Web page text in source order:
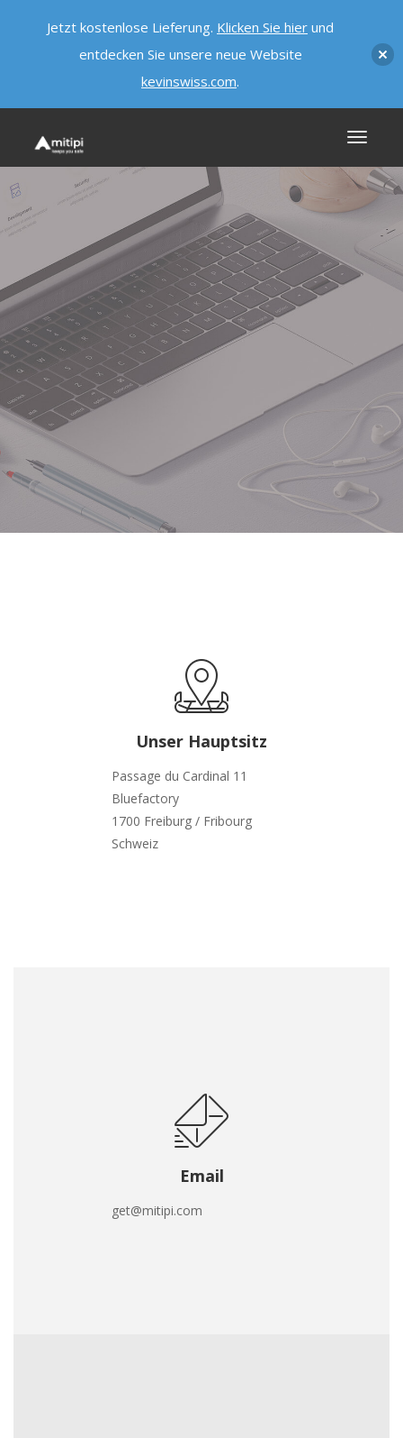
Unser Hauptsitz
Passage du Cardinal 11
Bluefactory
1700 Freiburg / Fribourg
Schweiz
Email
get@mitipi.com
Jetzt kostenlose Lieferung. Klicken Sie hier und
entdecken Sie unsere neue Website
kevinswiss.com.